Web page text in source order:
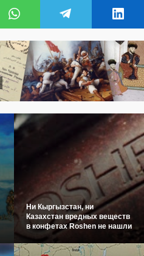
Ни Кыргызстан, ни
Казахстан вредных веществ
в конфетах Roshen не нашли